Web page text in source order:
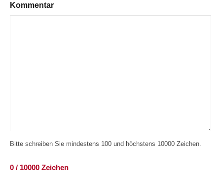
Kommentar
Bitte schreiben Sie mindestens 100 und höchstens 10000 Zeichen.
0 / 10000 Zeichen